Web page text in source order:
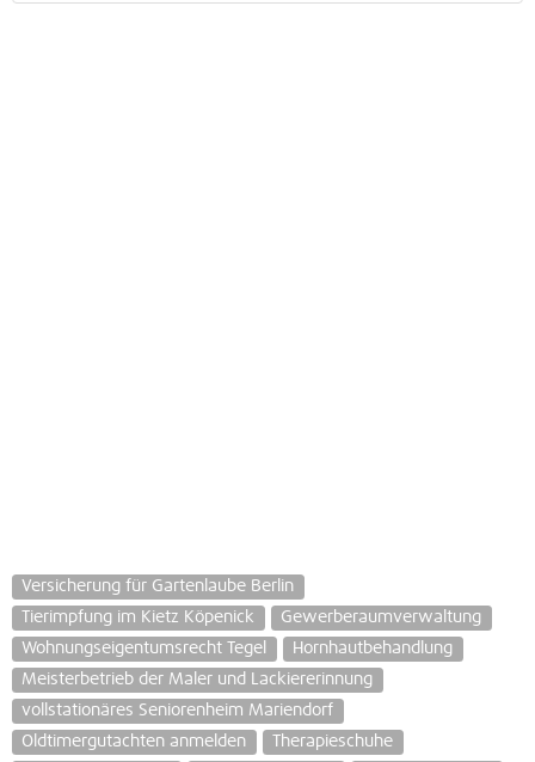
Versicherung für Gartenlaube Berlin
Tierimpfung im Kietz Köpenick
Gewerberaumverwaltung
Wohnungseigentumsrecht Tegel
Hornhautbehandlung
Meisterbetrieb der Maler und Lackiererinnung
vollstationäres Seniorenheim Mariendorf
Oldtimergutachten anmelden
Therapieschuhe